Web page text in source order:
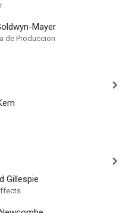
Mayer
de Produccion
Gillespie